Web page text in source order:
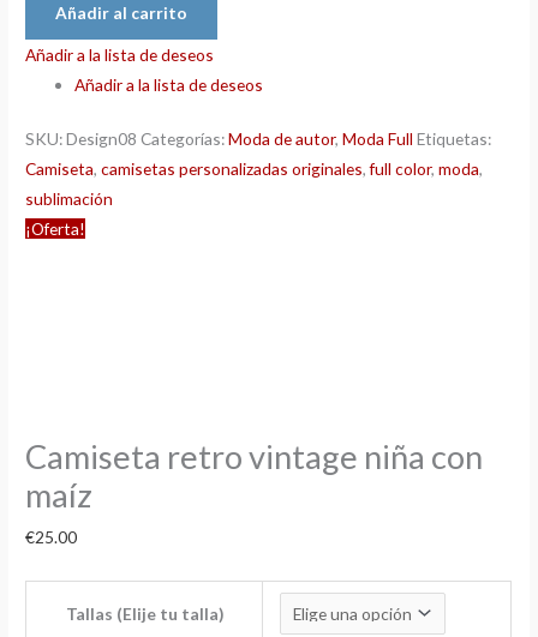
Añadir al carrito
Añadir a la lista de deseos
Añadir a la lista de deseos
SKU:Design08 Categorías:Moda de autor,Moda Full Etiquetas:
Camiseta,camisetas personalizadas originales,full color,moda,
sublimación
¡Oferta!
Camiseta retro vintage niña con
maíz
€25.00
Tallas (Elije tu talla)